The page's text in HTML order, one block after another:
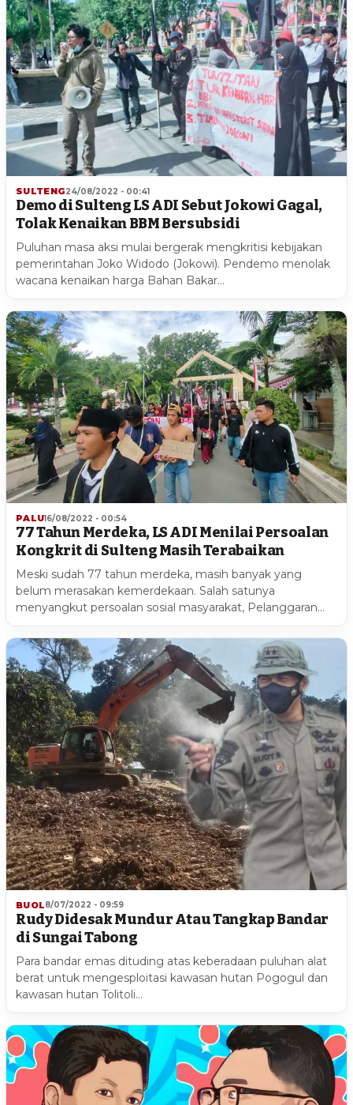
SULTENG24/08/2022 - 00:41
Demo di Sulteng LS ADI Sebut Jokowi Gagal,
Tolak Kenaikan BBM Bersubsidi
Puluhan masa aksi mulai bergerak mengkritisi kebijakan
pemerintahan Joko Widodo (Jokowi). Pendemo menolak
wacana kenaikan harga Bahan Bakar…
PALU16/08/2022 - 00:54
77 Tahun Merdeka, LS ADI Menilai Persoalan
Kongkrit di Sulteng Masih Terabaikan
Meski sudah 77 tahun merdeka, masih banyak yang
belum merasakan kemerdekaan. Salah satunya
menyangkut persoalan sosial masyarakat, Pelanggaran…
BUOL8/07/2022 - 09:59
Rudy Didesak Mundur Atau Tangkap Bandar
di Sungai Tabong
Para bandar emas dituding atas keberadaan puluhan alat
berat untuk mengesploitasi kawasan hutan Pogogul dan
kawasan hutan Tolitoli…